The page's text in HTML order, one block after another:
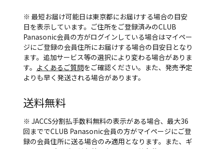
※ 最短お届け可能日は東京都にお届けする場合の目安
日を表示しています。ご住所をご登録済みのCLUB
Panasonic会員の方がログインしている場合はマイペー
ジにご登録の会員住所にお届けする場合の目安日となり
ます。追加サービス等の選択により変わる場合がありま
す。 よくあるご質問をご確認ください。また、発売予定
よりも早く発送される場合があります。
送料無料
※ JACCS分割払手数料無料の表示がある場合、最大36
回まででCLUB Panasonic会員の方がマイページにご登
録の会員住所に送る場合のみ適用となります。また、ギ